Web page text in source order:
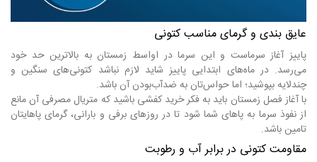
عایق بندی و گرمای مناسب کتونی
پاییز آغاز سرماست و این سرما در اواسط زمستان به بالاترین حد خود
می‌رسد. در ماه‌های ابتدایی پاییز شاید لازم نباشد کتونی‌های سنگین و
چندلایه بپوشید؛ اما حواس‌تان به ضدآب‌بودن آن باشد.
با آغاز فصل زمستان باید به فکر خرید کفشی باشید که متریال مصرفی آن مانع
از نفوذ سرما به پاهای شما شود تا در روزهای برفی و بارانی، گرمای پاهایتان
تامین باشد.
مقاومت کتونی در برابر آب و رطوبت